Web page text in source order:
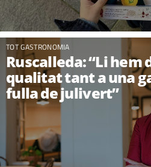
TOT GASTRONOMIA
Ruscalleda: “Li hem
qualitat tant a una
fulla de julivert”